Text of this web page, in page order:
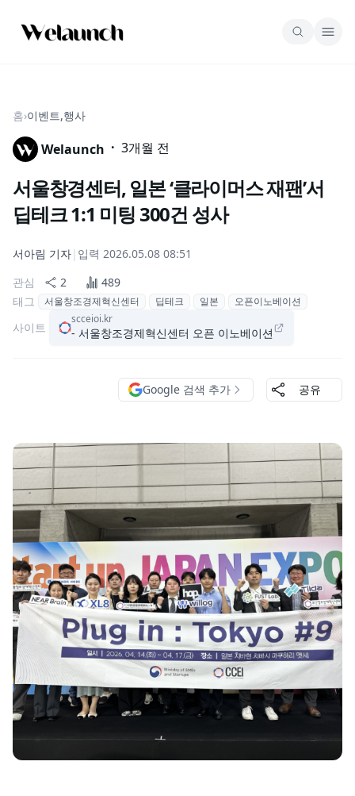
홈›이벤트,행사
Welaunch · 3개월 전
서울창경센터, 일본 ‘클라이머스 재팬’서
딥테크 1:1 미팅 300건 성사
서아림 기자| 입력 2026.05.08 08:51
관심
2
489
태그
서울창조경제혁신센터 딥테크 일본 오픈이노베이션
사이트
scceioi.kr
- 서울창조경제혁신센터 오픈 이노베이션
Google 검색 추가 공유